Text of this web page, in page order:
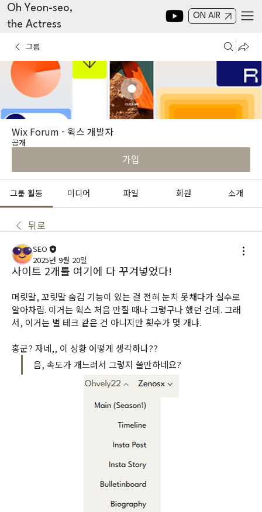
Oh Yeon-seo,
the Actress
ON AIR
그룹
Wix Forum - 윅스 개발자
공개
가입
그룹 활동 미디어 파일 회원 소개
뒤로
SEO
2025년 9월 20일
사이트 2개를 여기에 다 꾸겨넣었다!
머릿말, 꼬릿말 숨김 기능이 있는 걸 전혀 눈치 못채다가 실수로
알아차림. 이거는 윅스 처음 만질 때나 그렇구나 했던 건데. 그래
서, 이거는 별 테크 같은 건 아니지만 횟수가 몇 개냐.
홍군? 자네,, 이 상황 어떻게 생각하나??
음, 속도가 개느려서 그렇지 쓸만하네요?